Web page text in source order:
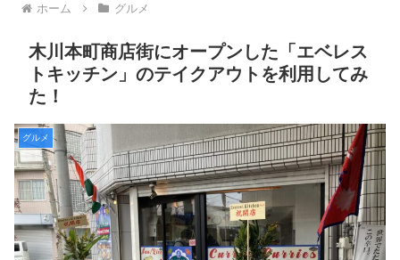
ホーム グルメ
木川本町商店街にオープンした「エベレス
トキッチン」のテイクアウトを利用してみ
た！
グルメ